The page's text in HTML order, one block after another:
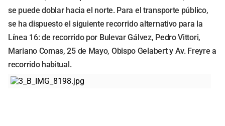
se puede doblar hacia el norte. Para el transporte público,
se ha dispuesto el siguiente recorrido alternativo para la
Línea 16: de recorrido por Bulevar Gálvez, Pedro Vittori,
Mariano Comas, 25 de Mayo, Obispo Gelabert y Av. Freyre a
recorrido habitual.